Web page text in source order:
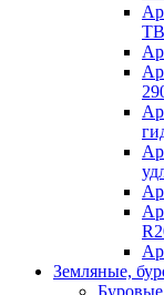
Земляные,
Буровые